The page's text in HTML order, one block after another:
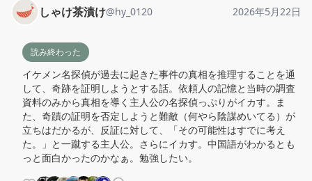
しゃけ茶漬け@hy_0120 2026年5月22日
読み終わった
イケメン名探偵が過去に起きた事件の真相を推理することを通
して、奇跡を証明しようとする話。依頼人の記憶と当時の調査
資料のみから真相を導く主人公の名探偵っぷりがイカす。ま
た、奇蹟の証明を否定しようと難敵（何やら陰謀めいてる）が
立ちはだかるが、反証に対して、「その可能性はすでに考え
た。」と一蹴する主人公。さらにイカす。中国語がわかるとも
っと面白かったのかなぁ。勉強したい。